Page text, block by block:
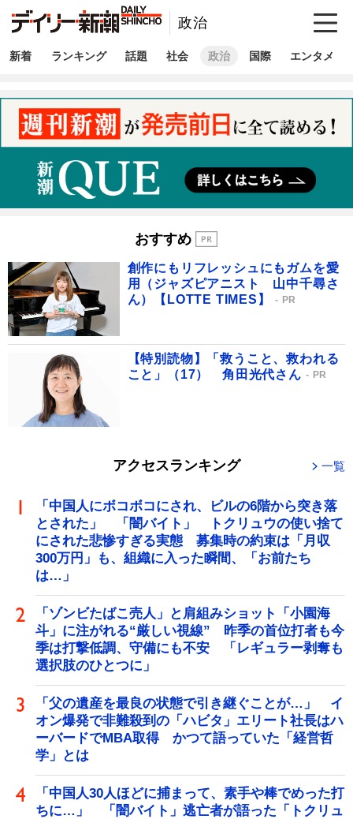
政治
新着 ランキング 話題 社会 政治 国際 エンタメ
おすすめ
創作にもリフレッシュにもガムを愛
用（ジャズピアニスト 山中千尋さ
ん）【LOTTE TIMES】
PR
【特別読物】「救うこと、救われる
こと」（17） 角田光代さん
PR
アクセスランキング 一覧
「中国人にボコボコにされ、ビルの6階から突き落
とされた」 「闇バイト」 トクリュウの使い捨て
にされた悲惨すぎる実態 募集時の約束は「月収
300万円」も、組織に入った瞬間、「お前たち
は…」
「ゾンビたばこ売人」と肩組みショット「小園海
斗」に注がれる“厳しい視線” 昨季の首位打者も今
季は打撃低調、守備にも不安 「レギュラー剥奪も
選択肢のひとつに」
「父の遺産を最良の状態で引き継ぐことが…」 イ
オン爆発で非難殺到の「ハビタ」エリート社長はハ
ーバードでMBA取得 かつて語っていた「経営哲
学」とは
「中国人30人ほどに捕まって、素手や棒でめった打
ちに…」 「闇バイト」逃亡者が語った「トクリュ